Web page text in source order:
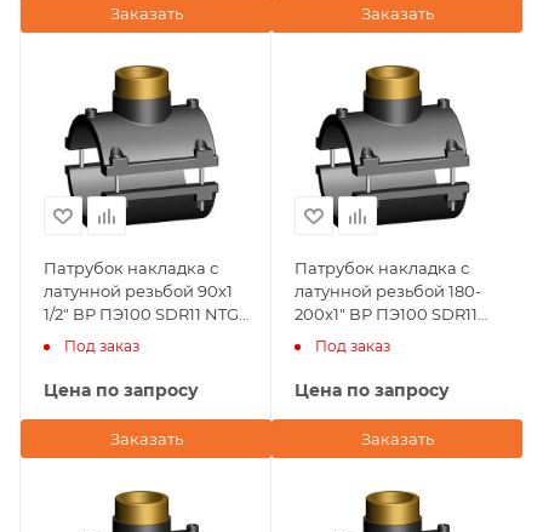
Заказать Заказать
Патрубок накладка с
латунной резьбой 90х1
1/2" ВР ПЭ100 SDR11 NTG
Plastik
Под заказ
Цена по запросу
Заказать
Патрубок накладка с
латунной резьбой 180-
200х1" ВР ПЭ100 SDR11
NTG Plastik
Под заказ
Цена по запросу
Заказать